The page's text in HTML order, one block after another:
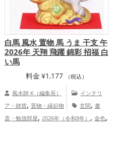
結婚運アップ,金運アップ
運アップ
健康運アップ ,家庭運・家族運
アップ,総合運・全体運アップ
白馬 風水 置物 馬 うま 干支 午
2026年 天翔 飛躍 錦彩 招福 白
い馬
料金 ¥1,177 （税込）
風水師 K（編集長）
インテリ
ア・雑貨, 置物・縁起物 玄関, 書
斎・勉強部屋, 2026年（令和8年） , 金色,